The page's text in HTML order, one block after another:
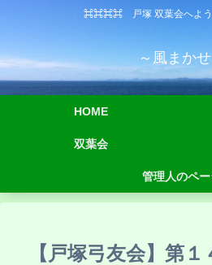
⌘⌘⌘⌘ 戸塚 双葉会へ
～風まかせ
HOME
双葉会
管理人のペ
【戸塚弓友会】第